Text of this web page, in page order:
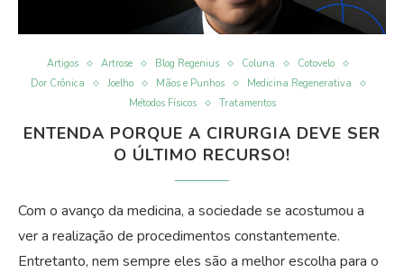
Artigos Artrose Blog Regenius Coluna
Cotovelo
Dor Crônica
Joelho Mãos e Punhos
Medicina Regenerativa
Métodos Físicos
Tratamentos
ENTENDA PORQUE A CIRURGIA DEVE SER
O ÚLTIMO RECURSO!
Com o avanço da medicina, a sociedade se acostumou a
ver a realização de procedimentos constantemente.
Entretanto, nem sempre eles são a melhor escolha para o